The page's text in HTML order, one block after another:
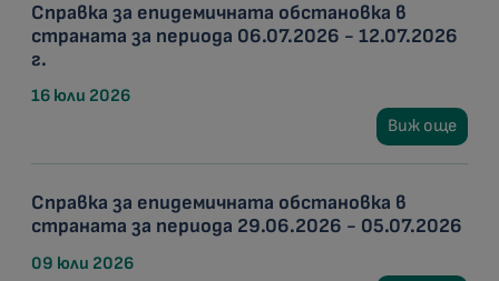
Справка за епидемичната обстановка в
страната за периода 06.07.2026 - 12.07.2026
г.
16 юли 2026
Виж още
Справка за епидемичната обстановка в
страната за периода 29.06.2026 - 05.07.2026
09 юли 2026